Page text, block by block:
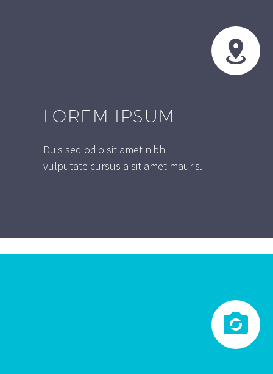


LOREM IPSUM
Duis sed odio sit amet nibh
vulputate cursus a sit amet mauris.

